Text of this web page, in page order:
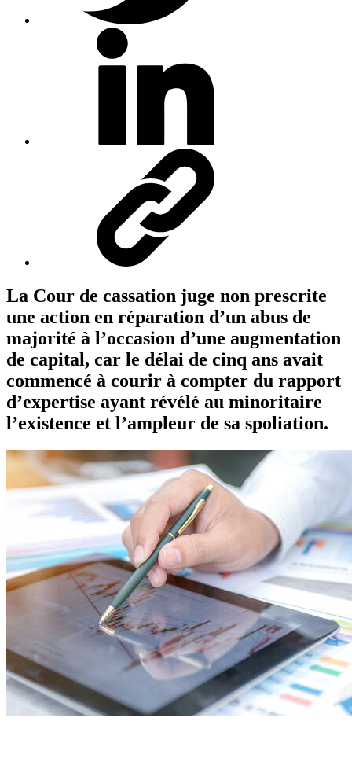
La Cour de cassation juge non prescrite
une action en réparation d’un abus de
majorité à l’occasion d’une augmentation
de capital, car le délai de cinq ans avait
commencé à courir à compter du rapport
d’expertise ayant révélé au minoritaire
l’existence et l’ampleur de sa spoliation.